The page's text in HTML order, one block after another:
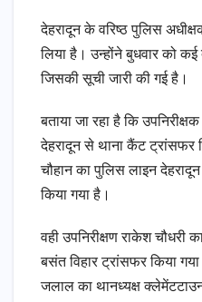
देहरादून के वरिष्ठ पुलिस
लिया है। उन्होंने बुधवार को
जिसकी सूची जारी की गई है।
बताया जा रहा है कि
देहरादून से थाना कैंट ट्रांसफर
चौहान का पुलिस लाइन
किया गया है।
वही उपनिरीक्षण राकेश चौधरी
बसंत विहार ट्रांसफर किया
जलाल का थानध्यक्ष